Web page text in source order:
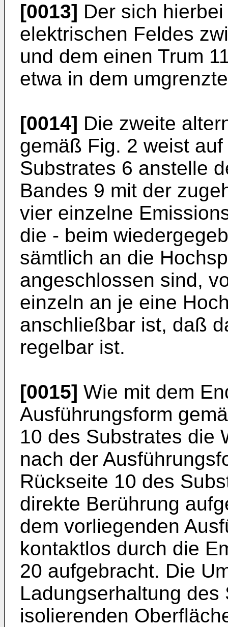
[0013] Der sich
elektrischen Feldes
und dem einen Trum
etwa in dem
[0014] Die zweite
gemäß Fig. 2 weist
Substrates 6 anstelle
Bandes 9 mit der
vier einzelne
die - beim
sämtlich an die
angeschlossen sind,
einzeln an je eine
anschließbar ist, daß
regelbar ist.
[0015] Wie mit dem
Ausführungsform
10 des Substrates die
nach der
Rückseite 10 des
direkte Berührung
dem vorliegenden
kontaktlos durch die
20 aufgebracht. Die
Ladungser­haltung
isolierenden